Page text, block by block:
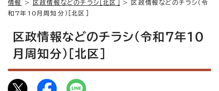
情報
> 区政情報などのチラシ［北区］
> 区政情報などのチラシ（令
和7年10月周知分）［北区］
区政情報などのチラシ（令和7年10
月周知分）［北区］